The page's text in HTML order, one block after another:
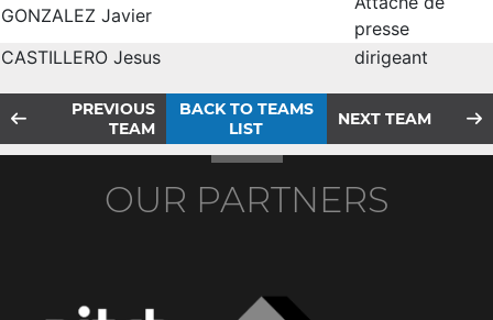
GONZALEZ Javier
presse
CASTILLERO Jesus
dirigeant
PREVIOUS
TEAM
BACK TO TEAMS
LIST
NEXT TEAM
OUR PARTNERS